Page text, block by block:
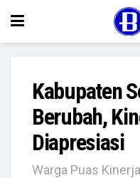
Kabupaten
Berubah,
Diapresiasi
Warga Puas